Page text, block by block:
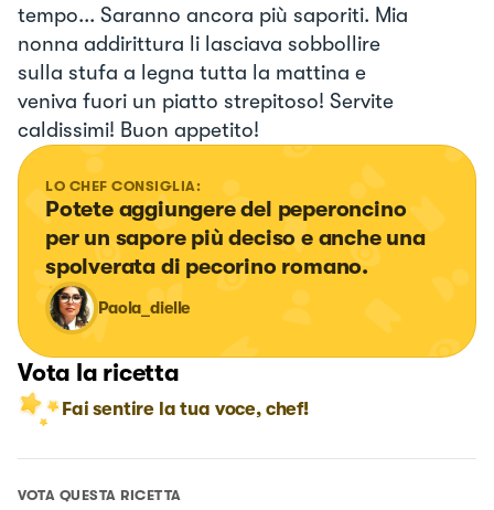
tempo... Saranno ancora più saporiti. Mia
nonna addirittura li lasciava sobbollire
sulla stufa a legna tutta la mattina e
veniva fuori un piatto strepitoso! Servite
caldissimi! Buon appetito!
LO CHEF CONSIGLIA:
Potete aggiungere del peperoncino
per un sapore più deciso e anche una
spolverata di pecorino romano.
Paola_dielle
Vota la ricetta
Fai sentire la tua voce, chef!
VOTA QUESTA RICETTA